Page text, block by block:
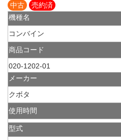
中古
売約済
機種名
コンバイン
商品コード
020-1202-01
メーカー
クボタ
使用時間
型式